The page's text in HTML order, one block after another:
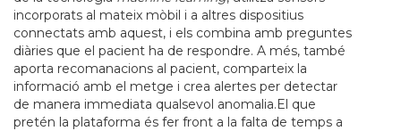
incorporats al mateix mòbil i a altres dispositius
connectats amb aquest, i els combina amb preguntes
diàries que el pacient ha de respondre. A més, també
aporta recomanacions al pacient, comparteix la
informació amb el metge i crea alertes per detectar
de manera immediata qualsevol anomalia.El que
pretén la plataforma és fer front a la falta de temps a